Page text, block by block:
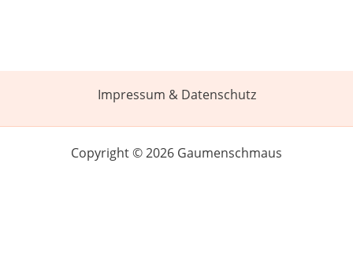
Impressum & Datenschutz
Copyright © 2026 Gaumenschmaus